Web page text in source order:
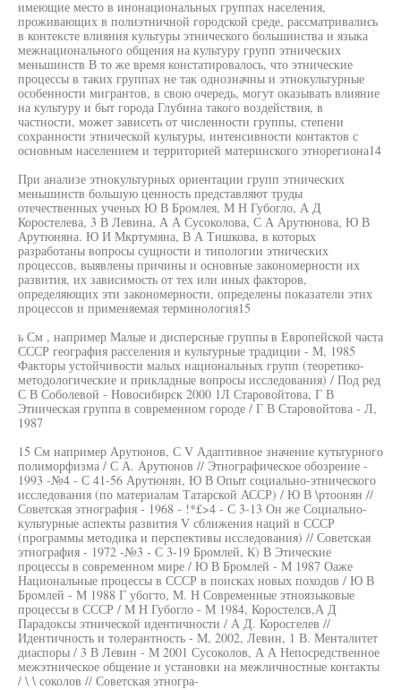
имеющие место в инонациональных группах населения,
проживающих в полиэтничной городской среде, рассматривались
в контексте влияния культуры этнического большинства и языка
межнационального общения на культуру групп этнических
меньшинств В то же время констатировалось, что этнические
процессы в таких группах не так однозначны и этнокультурные
особенности мигрантов, в свою очередь, могут оказывать влияние
на культуру и быт города Глубина такого воздействия, в
частности, может зависеть от численности группы, степени
сохранности этнической культуры, интенсивности контактов с
основным населением и территорией материнского этнорегиона14
При анализе этнокультурных ориентации групп этнических
меньшинств большую ценность представляют труды
отечественных ученых Ю В Бромлея, М Н Губогло, А Д
Коростелева, 3 В Левина, А А Сусоколова, С А Арутюнова, Ю В
Арутюняна. Ю И Мкртумяна, В А Тишкова, в которых
разработаны вопросы сущности и типологии этнических
процессов, выявлены причины и основные закономерности их
развития, их зависимость от тех или иных факторов,
определяющих эти закономерности, определены показатели этих
процессов и применяемая терминология15
ь См , например Малые и дисперсные группы в Европейской часта
СССР география расселения и культурные традиции - М, 1985
Факторы устойчивости малых национальных групп (теоретико-
методологические и прикладные вопросы исследования) / Под ред
С В Соболевой - Новосибирск 2000 1Л Старовойтова, Г В
Этническая группа в современном городе / Г В Старовойтова - Л,
1987
15 См например Арутюнов, С V Адаптивное значение кутьтурного
полиморфизма / С А. Арутюнов // Этнографическое обозрение -
1993 -№4 - С 41-56 Арутюнян, Ю В Опыт социально-этнического
исследования (по материалам Татарской АССР) / Ю В \ртоонян //
Советская этнография - 1968 - !*£>4 - С 3-13 Он же Социально-
культурные аспекты развития V сближения наций в СССР
(программы методика и перспективы исследования) // Советская
этнография - 1972 -№3 - С 3-19 Бромлей, К) В Этические
процессы в современном мире / Ю В Бромлей - М 1987 Оаже
Национальные процессы в СССР в поисках новых походов / Ю В
Бромлей - М 1988 Г убогто, М. Н Современные этноязыковые
процессы в СССР / М Н Губогло - М 1984, Коростелсв,А Д
Парадоксы этнической идентичности / А Д. Коросгелев //
Идентичность и толерантность - М, 2002, Левин, 1 В. Менталитет
диаспоры / 3 В Левин - М 2001 Сусоколов, А А Непосредственное
межэтническое общение и установки на межличностные контакты
/ \ \ соколов // Советская этногра-